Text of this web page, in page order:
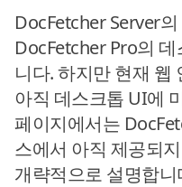
DocFetcher Server
DocFetcher Pro의
니다. 하지만 현재 웹
아직 데스크톱 UI에
페이지에서는
스에서 아직 제공되
개략적으로 설명합니